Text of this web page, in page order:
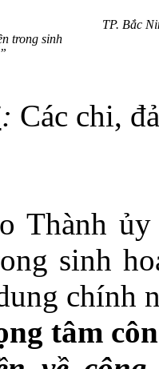
trong sinh
TP. Bắc
: Các chi,
Thành
sinh
chính
tâm